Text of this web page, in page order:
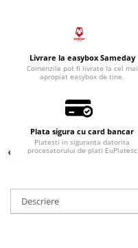
Livrare la easybox Sameday
Comenzile pot fi livrate la cel mai
apropiat easybox de tine.
Plata sigura cu card bancar
Platesti in siguranta datorita
procesatorului de plati EuPlatesc
Descriere